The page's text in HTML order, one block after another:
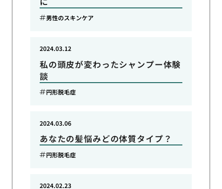
男性のスキンケア
私の頭皮が変わったシャンプー体験
談
2024.03.12
円形脱毛症
あなたの髪悩みどの体質タイプ？
2024.03.06
円形脱毛症
2024.02.23